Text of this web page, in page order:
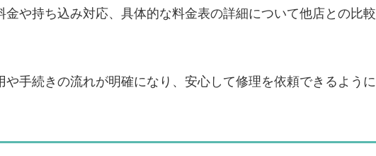
金や持ち込み対応、具体的な料金表の詳細について他店との比較
手続きの流れが明確になり、安心して修理を依頼できるように